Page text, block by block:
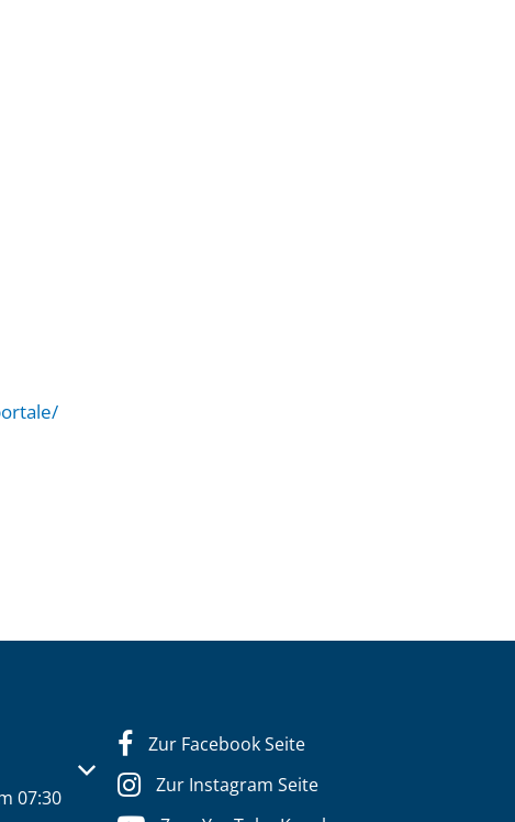
oder Schließzeiten auszublenden
07:30
Zur Facebook Seite
Zur Instagram Seite